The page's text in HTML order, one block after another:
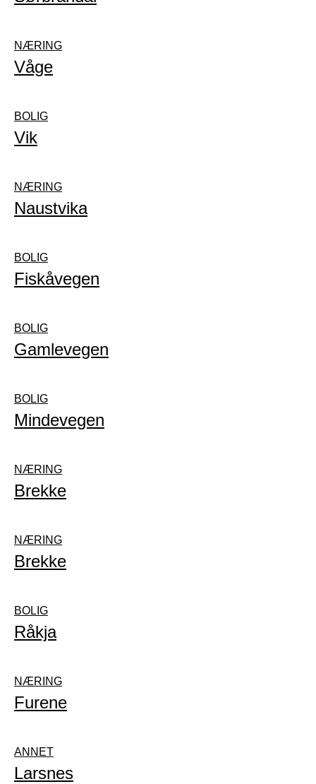
NÆRING
Våge
BOLIG
Vik
NÆRING
Naustvika
BOLIG
Fiskåvegen
BOLIG
Gamlevegen
BOLIG
Mindevegen
NÆRING
Brekke
NÆRING
Brekke
BOLIG
Råkja
NÆRING
Furene
ANNET
Larsnes